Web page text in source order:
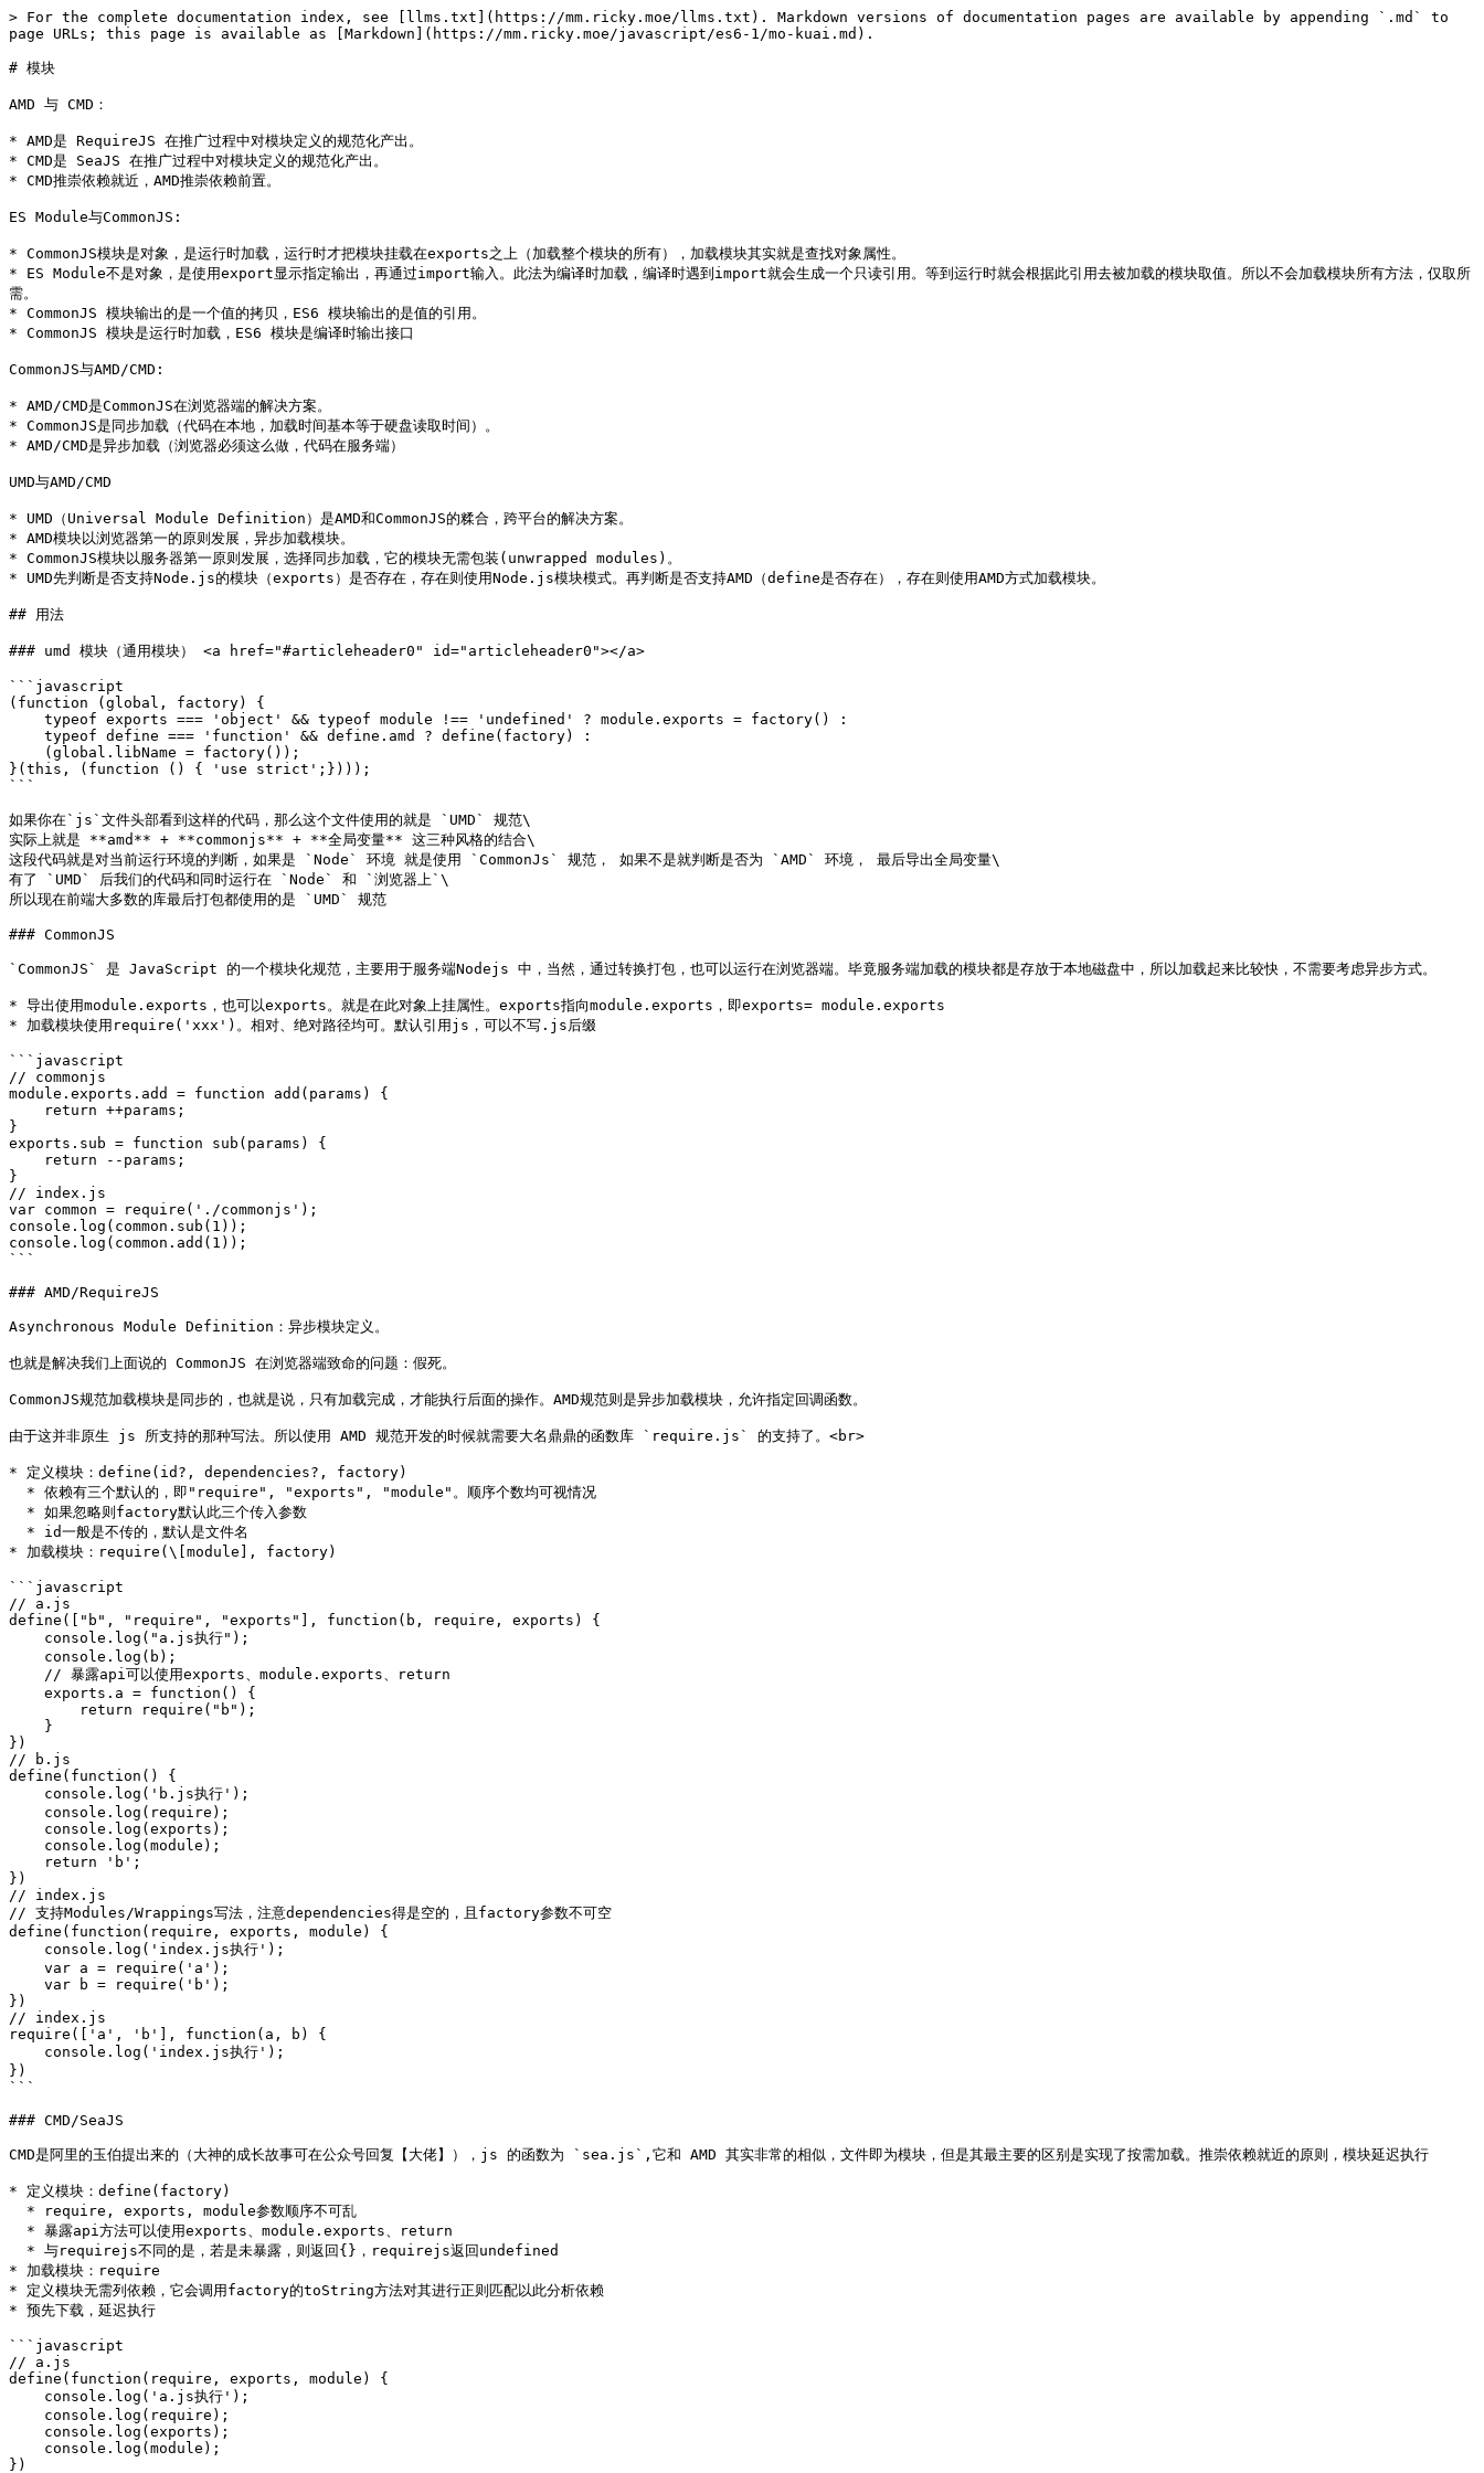
> For the complete documentation index, see [llms.txt](https://mm.ricky.moe/llms.txt). Markdown versions of documentation pages are available by appending `.md` to
page URLs; this page is available as [Markdown](https://mm.ricky.moe/javascript/es6-1/mo-kuai.md).
# 模块
AMD 与 CMD：
* AMD是 RequireJS 在推广过程中对模块定义的规范化产出。
* CMD是 SeaJS 在推广过程中对模块定义的规范化产出。
* CMD推崇依赖就近，AMD推崇依赖前置。
ES Module与CommonJS:
* CommonJS模块是对象，是运行时加载，运行时才把模块挂载在exports之上（加载整个模块的所有），加载模块其实就是查找对象属性。
* ES Module不是对象，是使用export显示指定输出，再通过import输入。此法为编译时加载，编译时遇到import就会生成一个只读引用。等到运行时就会根据此引用去被加载的模块取值。所以不会加载模块所有方法，仅取所
需。
* CommonJS 模块输出的是一个值的拷贝，ES6 模块输出的是值的引用。
* CommonJS 模块是运行时加载，ES6 模块是编译时输出接口
CommonJS与AMD/CMD:
* AMD/CMD是CommonJS在浏览器端的解决方案。
* CommonJS是同步加载（代码在本地，加载时间基本等于硬盘读取时间）。
* AMD/CMD是异步加载（浏览器必须这么做，代码在服务端）
UMD与AMD/CMD
* UMD（Universal Module Definition）是AMD和CommonJS的糅合，跨平台的解决方案。
* AMD模块以浏览器第一的原则发展，异步加载模块。
* CommonJS模块以服务器第一原则发展，选择同步加载，它的模块无需包装(unwrapped modules)。
* UMD先判断是否支持Node.js的模块（exports）是否存在，存在则使用Node.js模块模式。再判断是否支持AMD（define是否存在），存在则使用AMD方式加载模块。
## 用法
### umd 模块（通用模块） <a href="#articleheader0" id="articleheader0"></a>
```javascript
(function (global, factory) {
}(this, (function () { 'use strict';})));
```
如果你在`js`文件头部看到这样的代码，那么这个文件使用的就是 `UMD` 规范\
实际上就是 **amd** + **commonjs** + **全局变量** 这三种风格的结合\
这段代码就是对当前运行环境的判断，如果是 `Node` 环境 就是使用 `CommonJs` 规范， 如果不是就判断是否为 `AMD` 环境， 最后导出全局变量\
有了 `UMD` 后我们的代码和同时运行在 `Node` 和 `浏览器上`\
所以现在前端大多数的库最后打包都使用的是 `UMD` 规范
### CommonJS
`CommonJS` 是 JavaScript 的一个模块化规范，主要用于服务端Nodejs 中，当然，通过转换打包，也可以运行在浏览器端。毕竟服务端加载的模块都是存放于本地磁盘中，所以加载起来比较快，不需要考虑异步方式。
* 导出使用module.exports，也可以exports。就是在此对象上挂属性。exports指向module.exports，即exports= module.exports
* 加载模块使用require('xxx')。相对、绝对路径均可。默认引用js，可以不写.js后缀
```javascript
// commonjs
module.exports.add = function add(params) {
}
exports.sub = function sub(params) {
}
// index.js
var common = require('./commonjs');
console.log(common.sub(1));
console.log(common.add(1));
```
### AMD/RequireJS
Asynchronous Module Definition：异步模块定义。
也就是解决我们上面说的 CommonJS 在浏览器端致命的问题：假死。
CommonJS规范加载模块是同步的，也就是说，只有加载完成，才能执行后面的操作。AMD规范则是异步加载模块，允许指定回调函数。
由于这并非原生 js 所支持的那种写法。所以使用 AMD 规范开发的时候就需要大名鼎鼎的函数库 `require.js` 的支持了。<br>
* 定义模块：define(id?, dependencies?, factory)
* 加载模块：require(\[module], factory)
```javascript
// a.js
define(["b", "require", "exports"], function(b, require, exports) {
})
// b.js
define(function() {
})
// index.js
// 支持Modules/Wrappings写法，注意dependencies得是空的，且factory参数不可空
define(function(require, exports, module) {
})
// index.js
require(['a', 'b'], function(a, b) {
})
```
### CMD/SeaJS
CMD是阿里的玉伯提出来的（大神的成长故事可在公众号回复【大佬】），js 的函数为 `sea.js`,它和 AMD 其实非常的相似，文件即为模块，但是其最主要的区别是实现了按需加载。推崇依赖就近的原则，模块延迟执行
* 定义模块：define(factory)
* 加载模块：require
* 定义模块无需列依赖，它会调用factory的toString方法对其进行正则匹配以此分析依赖
* 预先下载，延迟执行
```javascript
// a.js
define(function(require, exports, module) {
})